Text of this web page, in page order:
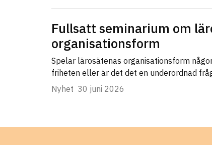
Fullsatt seminarium om
organisationsform
Spelar lärosätenas organisationsform
friheten eller är det det en underordnad
Nyhet 30 juni 2026